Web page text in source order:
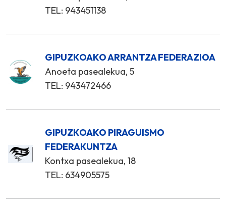
TEL: 943451138
GIPUZKOAKO ARRANTZA FEDERAZIOA
Anoeta pasealekua, 5
TEL: 943472466
GIPUZKOAKO PIRAGUISMO
FEDERAKUNTZA
Kontxa pasealekua, 18
TEL: 634905575